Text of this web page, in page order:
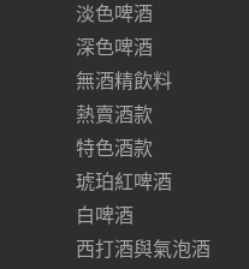
淡色啤酒
深色啤酒
無酒精飲料
熱賣酒款
特色酒款
琥珀紅啤酒
白啤酒
西打酒與氣泡酒